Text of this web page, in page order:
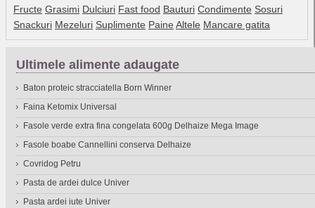
Fructe Grasimi Dulciuri Fast food Bauturi Condimente Sosuri
Snackuri Mezeluri Suplimente Paine Altele Mancare gatita
Ultimele alimente adaugate
Baton proteic stracciatella Born Winner
Faina Ketomix Universal
Fasole verde extra fina congelata 600g Delhaize Mega Image
Fasole boabe Cannellini conserva Delhaize
Covridog Petru
Pasta de ardei dulce Univer
Pasta ardei iute Univer